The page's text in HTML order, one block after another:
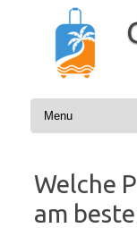
springen
Welche
am